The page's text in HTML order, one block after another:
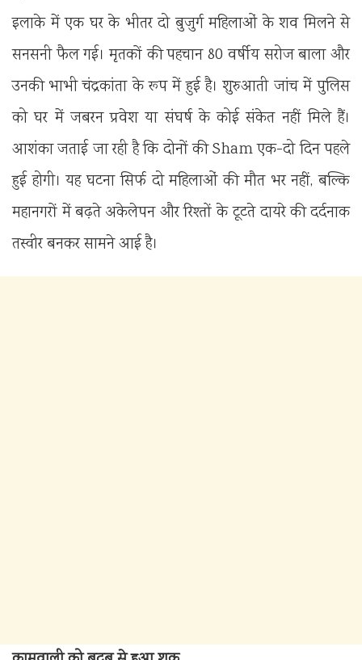
इलाके में एक घर के भीतर दो बुजुर्ग महिलाओं के शव मिलने से
सनसनी फैल गई। मृतकों की पहचान 80 वर्षीय सरोज बाला और
उनकी भाभी चंद्रकांता के रूप में हुई है। शुरुआती जांच में पुलिस
को घर में जबरन प्रवेश या संघर्ष के कोई संकेत नहीं मिले हैं।
आशंका जताई जा रही है कि दोनों की Sham एक-दो दिन पहले
हुई होगी। यह घटना सिर्फ दो महिलाओं की मौत भर नहीं, बल्कि
महानगरों में बढ़ते अकेलेपन और रिश्तों के टूटते दायरे की दर्दनाक
तस्वीर बनकर सामने आई है।